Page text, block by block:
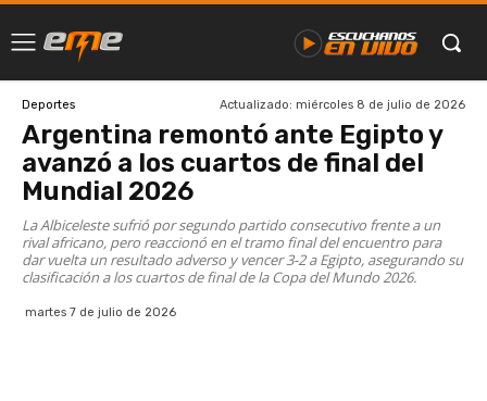
Deportes Actualizado: miércoles 8 de julio de 2026
Argentina remontó ante Egipto y
avanzó a los cuartos de final del
Mundial 2026
La Albiceleste sufrió por segundo partido consecutivo frente a un
rival africano, pero reaccionó en el tramo final del encuentro para
dar vuelta un resultado adverso y vencer 3-2 a Egipto, asegurando su
clasificación a los cuartos de final de la Copa del Mundo 2026.
martes 7 de julio de 2026